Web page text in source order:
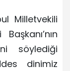
Milletvekili
söylediği
dinimiz